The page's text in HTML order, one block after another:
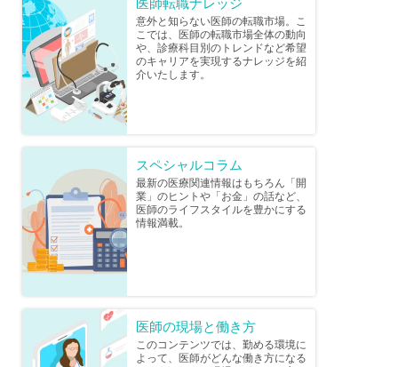
意外と知らない医師の転職市場。こ
こでは、医師の転職市場全体の動向
や、診療科目別のトレンドなど希望
のキャリアを実現するナレッジを紹
介いたします。
スペシャルコラム
最新の医療関連情報はもちろん「開
業」のヒントや「お金」の話など、
医師のライフスタイルを豊かにする
情報満載。
医師の現場と働き方
このコンテンツでは、勤める環境に
よって、医師がどんな働き方になる